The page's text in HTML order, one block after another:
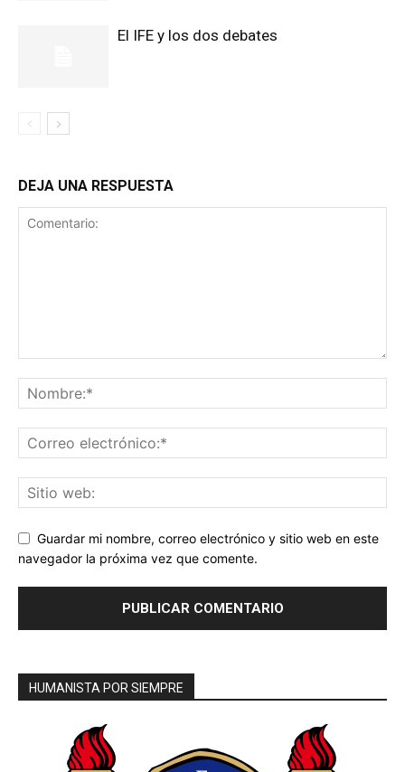
El IFE y los dos debates
DEJA UNA RESPUESTA
Guardar mi nombre, correo electrónico y sitio web en este
navegador la próxima vez que comente.
HUMANISTA POR SIEMPRE